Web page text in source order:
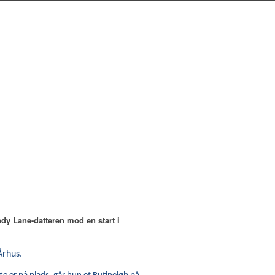
Lane-datteren mod en start i